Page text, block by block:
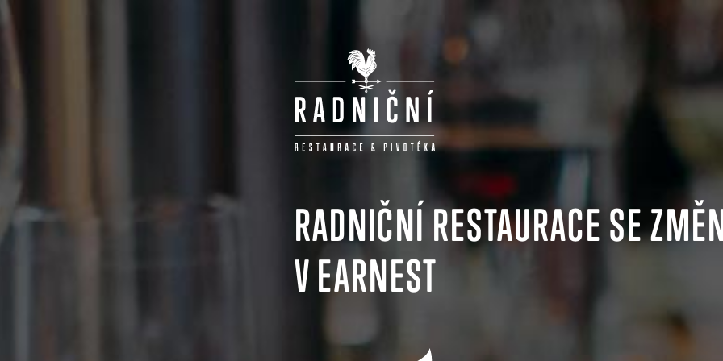
RADNIČNÍ RESTAURACE SE
V EARNEST